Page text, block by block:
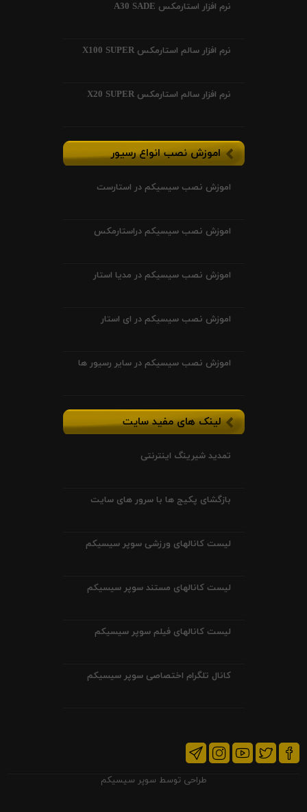
نرم افزار استارمکس A30 SADE
نرم افزار سالم استارمکس X100 SUPER
نرم افزار سالم استارمکس X20 SUPER
اموزش نصب انواع رسیور
اموزش نصب سیسیکم در استارست
اموزش نصب سیسیکم دراستارمکس
اموزش نصب سیسیکم در مدیا استار
اموزش نصب سیسیکم در ای استار
اموزش نصب سیسیکم در سایر رسیور ها
لینک های مفید سایت
تمدید شیرینگ اینترنتی
بازگشای پکیج ها با سرور های سایت
لیست کانالهای ورزشی سوپر سیسیکم
لیست کانالهای مستند سوپر سیسیکم
لیست کانالهای فیلم سوپر سیسیکم
کانال تلگرام اختصاصی سوپر سیسیکم
طراحی توسط سوپر سیسیکم